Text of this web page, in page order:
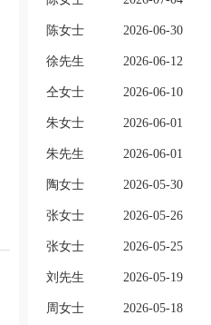
陈女士 2026-06-30
徐先生 2026-06-12
仝女士 2026-06-10
朱女士 2026-06-01
朱先生 2026-06-01
陶女士 2026-05-30
张女士 2026-05-26
张女士 2026-05-25
刘先生 2026-05-19
周女士 2026-05-18